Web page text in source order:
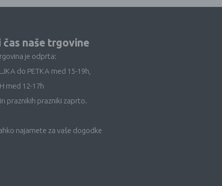
čas naše trgovine
je odprta:
do PETKA med 15-19h,
med 12-17h
praznikih prazniki zaprto.
najamete za vaše dogodke